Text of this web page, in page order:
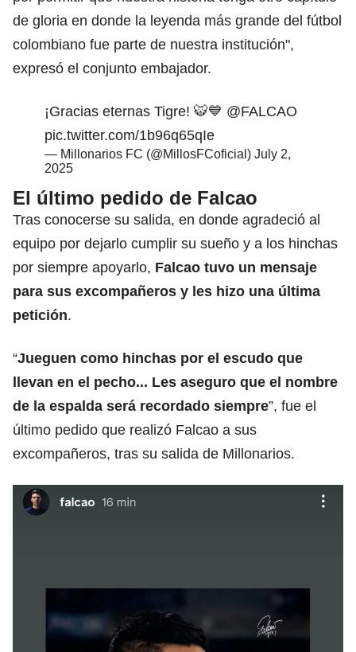
de gloria en donde la leyenda más grande del fútbol
colombiano fue parte de nuestra institución",
expresó el conjunto embajador.
¡Gracias eternas Tigre! 🐯💙 @FALCAO
pic.twitter.com/1b96q65qIe
— Millonarios FC (@MillosFCoficial) July 2,
2025
El último pedido de Falcao
Tras conocerse su salida, en donde agradeció al
equipo por dejarlo cumplir su sueño y a los hinchas
por siempre apoyarlo, Falcao tuvo un mensaje
para sus excompañeros y les hizo una última
petición.
“Jueguen como hinchas por el escudo que
llevan en el pecho... Les aseguro que el nombre
de la espalda será recordado siempre”, fue el
último pedido que realizó Falcao a sus
excompañeros, tras su salida de Millonarios.